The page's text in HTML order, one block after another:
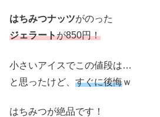
はちみつナッツがのった
ジェラートが850円！
小さいアイスでこの値段は…
と思ったけど、 すぐに後悔ｗ
はちみつが絶品です！